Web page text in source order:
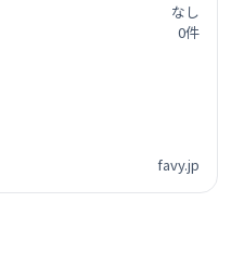
なし
0件
favy.jp